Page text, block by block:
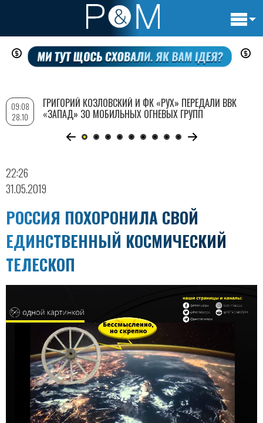
Перейти
содержанию
22:26
31.05.2019
РОССИЯ ПОХОРОНИЛА СВОЙ
ЕДИНСТВЕННЫЙ КОСМИЧЕСКИЙ
ТЕЛЕСКОП
09:08
28.10
ГРИГОРИЙ КОЗЛОВСКИЙ И ФК «РУХ» ПЕРЕДАЛИ ВВК
«ЗАПАД» 30 МОБИЛЬНЫХ ОГНЕВЫХ ГРУПП